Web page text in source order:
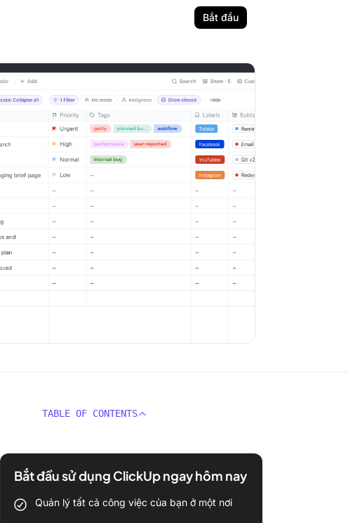
Bắt đầu
TABLE OF CONTENTS
Bắt đầu sử dụng ClickUp ngay hôm nay
Quản lý tất cả công việc của bạn ở một nơi